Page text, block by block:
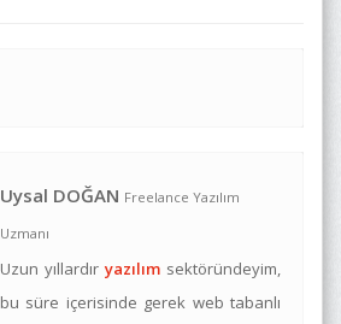
Uysal DOĞAN Freelance Yazılım
Uzmanı
Uzun yıllardır yazılım sektöründeyim,
bu süre içerisinde gerek web tabanlı